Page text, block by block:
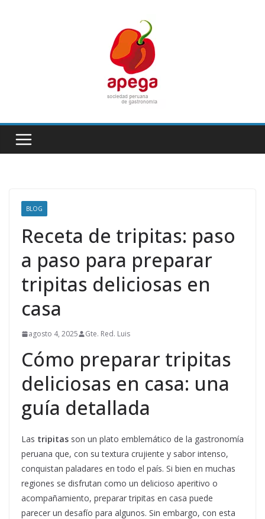
BLOG
Receta de tripitas: paso
a paso para preparar
tripitas deliciosas en
casa
agosto 4, 2025 Gte. Red. Luis
Cómo preparar tripitas
deliciosas en casa: una
guía detallada
Las tripitas son un plato emblemático de la gastronomía
peruana que, con su textura crujiente y sabor intenso,
conquistan paladares en todo el país. Si bien en muchas
regiones se disfrutan como un delicioso aperitivo o
acompañamiento, preparar tripitas en casa puede
parecer un desafío para algunos. Sin embargo, con esta